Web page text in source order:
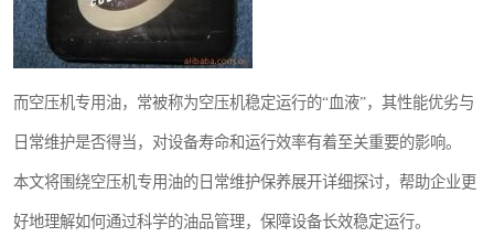
而空压机专用油，常被称为空压机稳定运行的“血液”，其性能优劣与
日常维护是否得当，对设备寿命和运行效率有着至关重要的影响。
本文将围绕空压机专用油的日常维护保养展开详细探讨，帮助企业更
好地理解如何通过科学的油品管理，保障设备长效稳定运行。
冷却器
CAMERON空压机维修